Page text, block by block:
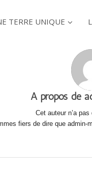
TERRE UNIQUE
A propos de
Cet auteur n’a
fiers de dire que admin-